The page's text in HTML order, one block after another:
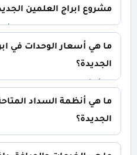
مشروع ابراج العلمين
ما هي أسعار الوحدات في
الجديدة؟
ما هي أنظمة السداد
الجديدة؟